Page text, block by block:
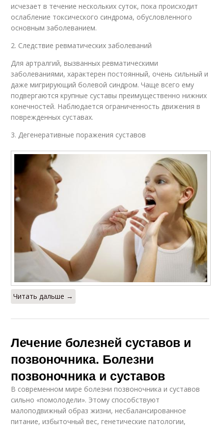
исчезает в течение нескольких суток, пока происходит
ослабление токсического синдрома, обусловленного
основным заболеванием.
2. Следствие ревматических заболеваний
Для артралгий, вызванных ревматическими
заболеваниями, характерен постоянный, очень сильный и
даже мигрирующий болевой синдром. Чаще всего ему
подвергаются крупные суставы преимущественно нижних
конечностей. Наблюдается ограниченность движения в
поврежденных суставах.
3. Дегенеративные поражения суставов
Читать дальше →
Лечение болезней суставов и
позвоночника. Болезни
позвоночника и суставов
В современном мире болезни позвоночника и суставов
сильно «помолодели». Этому способствуют
малоподвижный образ жизни, несбалансированное
питание, избыточный вес, генетические патологии,